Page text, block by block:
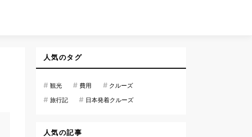
人気のタグ
# 観光 # 費用 # クルーズ
# 旅行記 # 日本発着クルーズ
人気の記事